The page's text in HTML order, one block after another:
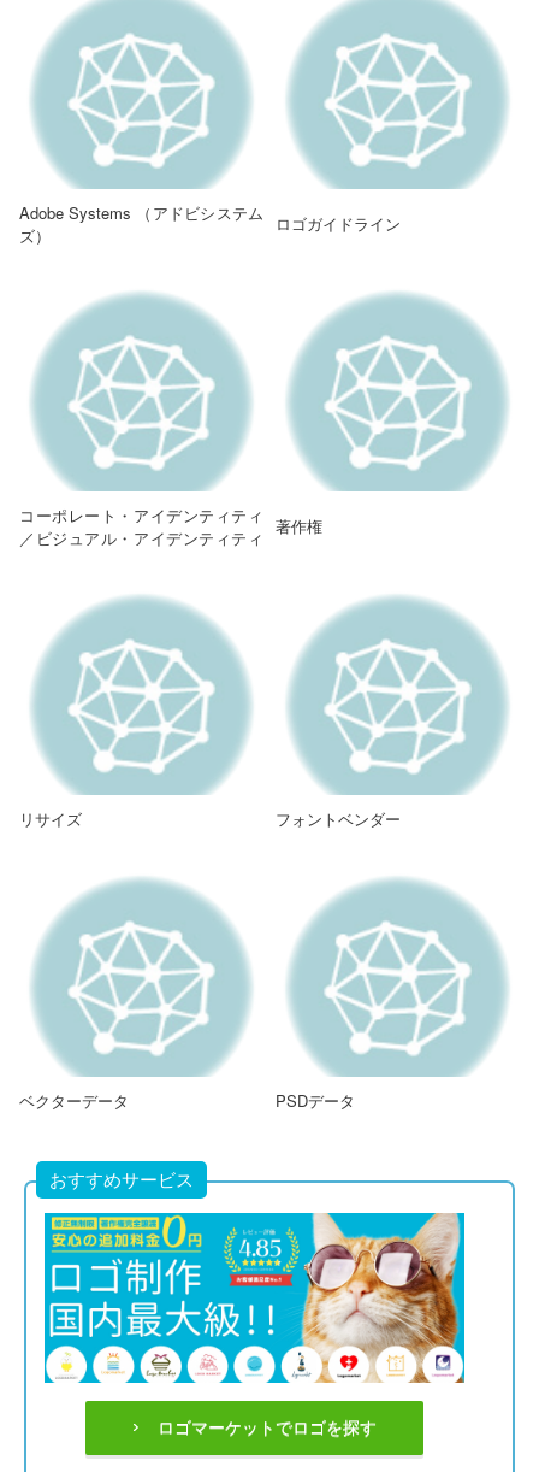
Adobe Systems （アドビシステム
ズ）
ロゴガイドライン
コーポレート・アイデンティティ
／ビジュアル・アイデンティティ
著作権
リサイズ フォントベンダー
ベクターデータ PSDデータ
おすすめサービス
ロゴマーケットでロゴを探す